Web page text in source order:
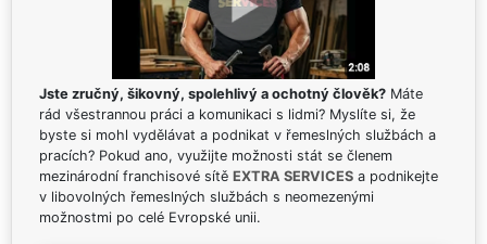
Jste zručný, šikovný, spolehlivý a ochotný člověk? Máte
rád všestrannou práci a komunikaci s lidmi? Myslíte si, že
byste si mohl vydělávat a podnikat v řemeslných službách a
pracích? Pokud ano, využijte možnosti stát se členem
mezinárodní franchisové sítě EXTRA SERVICES a podnikejte
v libovolných řemeslných službách s neomezenými
možnostmi po celé Evropské unii.